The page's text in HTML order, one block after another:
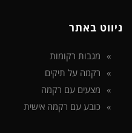
ניווט באתר
מגבות רקומות
רקמה על תיקים
מצעים עם רקמה
כובע עם רקמה אישית